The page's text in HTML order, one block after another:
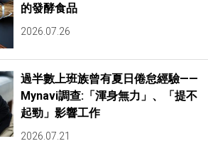
的發酵食品
2026.07.26
過半數上班族曾有夏日倦怠經驗——
Mynavi調查:「渾身無力」、「提不
起勁」影響工作
2026.07.21